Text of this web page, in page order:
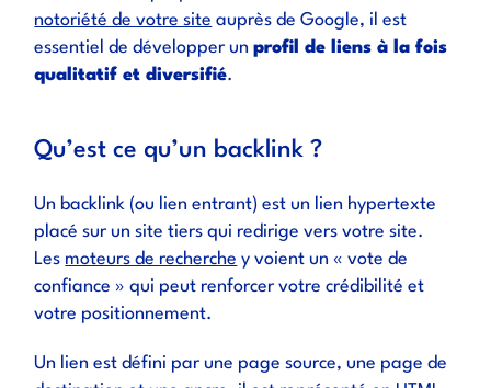
notoriété de votre site auprès de Google, il est
essentiel de développer unprofil de liens à la fois
qualitatif et diversifié.
Qu’est ce qu’un backlink ?
Un backlink (ou lien entrant) est un lien hypertexte
placé sur un site tiers qui redirige vers votre site.
Les moteurs de recherche y voient un « vote de
confiance » qui peut renforcer votre crédibilité et
votre positionnement.
Un lien est défini par une page source, une page de